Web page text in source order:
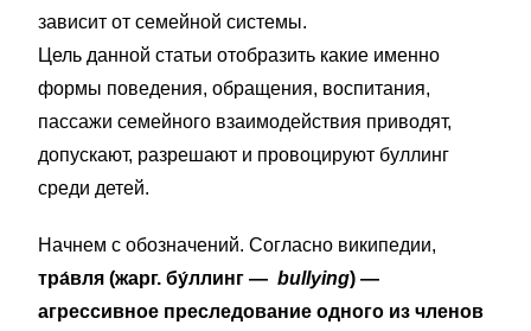
зависит от семейной системы.
Цель данной статьи отобразить какие именно
формы поведения, обращения, воспитания,
пассажи семейного взаимодействия приводят,
допускают, разрешают и провоцируют буллинг
среди детей.
Начнем с обозначений. Согласно википедии,
тра́вля (жарг. бу́ллинг — bullying) —
агрессивное преследование одного из членов